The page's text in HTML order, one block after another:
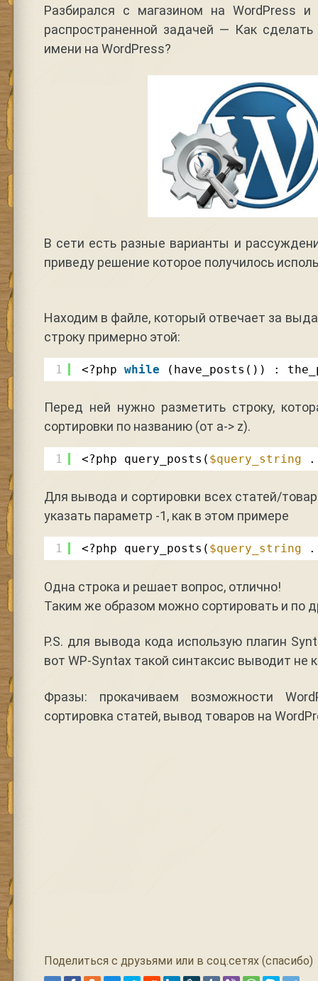
Разбирался с магазином на WordPress и
распространенной задачей — Как сделать
имени на WordPress?
В сети есть разные варианты и
приведу решение которое получилось
Находим в файле, который отвечает за
строку примерно этой:
1 <?php while (have_posts()) :
Перед ней нужно разметить строку,
сортировки по названию (от a-> z).
1 <?php query_posts( $query_string
Для вывода и сортировки всех статей/
указать параметр -1, как в этом примере
1 <?php query_posts( $query_string
Одна строка и решает вопрос, отлично!
Таким же образом можно сортировать и по
P.S. для вывода кода использую плагин
вот WP-Syntax такой синтаксис выводит не
Фразы: прокачиваем возможности
сортировка статей, вывод товаров на
Поделиться с друзьями или в соц.сетях (спасибо)